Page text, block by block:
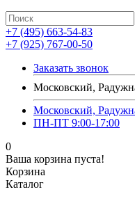
+7 (495) 663-54-83
+7 (925) 767-00-50
Заказать звонок
Московский,
Московский,
ПН-ПТ 9:00-17:00
0
Ваша корзина пуста!
Корзина
Каталог